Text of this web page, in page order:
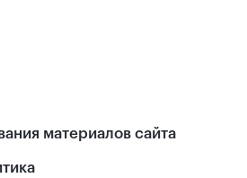
материалов сайта